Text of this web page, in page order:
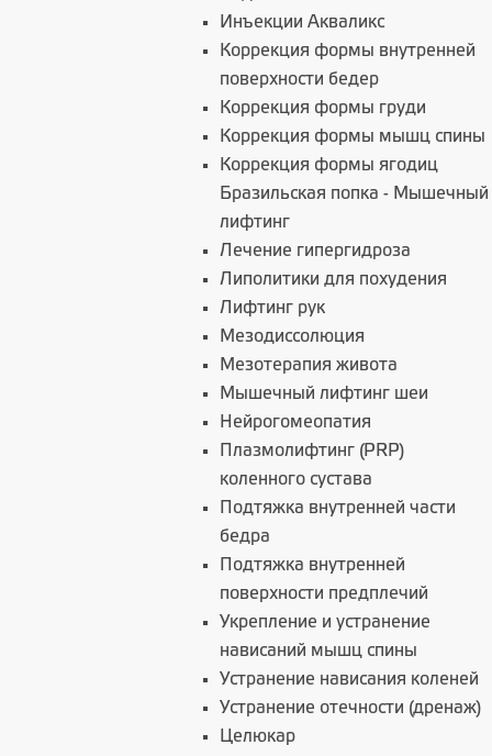
Инъекции Акваликс
Коррекция формы внутренней
поверхности бедер
Коррекция формы груди
Коррекция формы мышц спины
Коррекция формы ягодиц
Бразильская попка - Мышечный
лифтинг
Лечение гипергидроза
Липолитики для похудения
Лифтинг рук
Мезодиссолюция
Мезотерапия живота
Мышечный лифтинг шеи
Нейрогомеопатия
Плазмолифтинг (PRP)
коленного сустава
Подтяжка внутренней части
бедра
Подтяжка внутренней
поверхности предплечий
Укрепление и устранение
нависаний мышц спины
Устранение нависания коленей
Устранение отечности (дренаж)
Целюкар